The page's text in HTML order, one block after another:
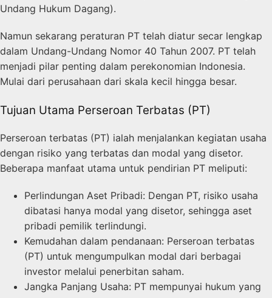
Undang Hukum Dagang).
Namun sekarang peraturan PT telah diatur secar lengkap
dalam Undang-Undang Nomor 40 Tahun 2007. PT telah
menjadi pilar penting dalam perekonomian Indonesia.
Mulai dari perusahaan dari skala kecil hingga besar.
Tujuan Utama Perseroan Terbatas (PT)
Perseroan terbatas (PT) ialah menjalankan kegiatan usaha
dengan risiko yang terbatas dan modal yang disetor.
Beberapa manfaat utama untuk pendirian PT meliputi:
Perlindungan Aset Pribadi: Dengan PT, risiko usaha
dibatasi hanya modal yang disetor, sehingga aset
pribadi pemilik terlindungi.
Kemudahan dalam pendanaan: Perseroan terbatas
(PT) untuk mengumpulkan modal dari berbagai
investor melalui penerbitan saham.
Jangka Panjang Usaha: PT mempunyai hukum yang